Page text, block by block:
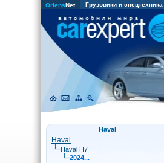
OriensNet Грузовики и спецтехника
Haval
Haval
Haval H7
2024...